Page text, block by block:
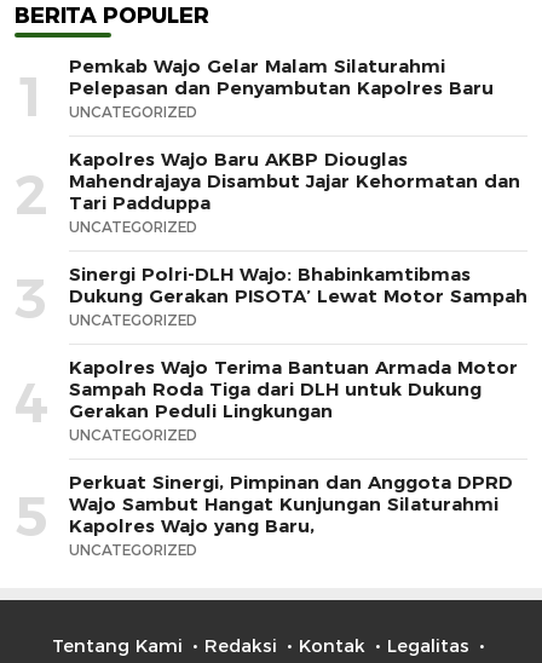
BERITA POPULER
1
Pemkab Wajo Gelar Malam Silaturahmi
Pelepasan dan Penyambutan Kapolres Baru
UNCATEGORIZED
2
Kapolres Wajo Baru AKBP Diouglas
Mahendrajaya Disambut Jajar Kehormatan dan
Tari Padduppa
UNCATEGORIZED
3
Sinergi Polri-DLH Wajo: Bhabinkamtibmas
Dukung Gerakan PISOTA’ Lewat Motor Sampah
UNCATEGORIZED
4
Kapolres Wajo Terima Bantuan Armada Motor
Sampah Roda Tiga dari DLH untuk Dukung
Gerakan Peduli Lingkungan
UNCATEGORIZED
5
Perkuat Sinergi, Pimpinan dan Anggota DPRD
Wajo Sambut Hangat Kunjungan Silaturahmi
Kapolres Wajo yang Baru,
UNCATEGORIZED
Tentang Kami Redaksi Kontak
Legalitas